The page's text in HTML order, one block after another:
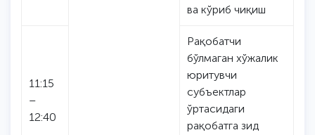
ва кўриб чиқиш
11:15
–
12:40
Рақобатчи
бўлмаган хўжалик
юритувчи
субъектлар
ўртасидаги
рақобатга зид